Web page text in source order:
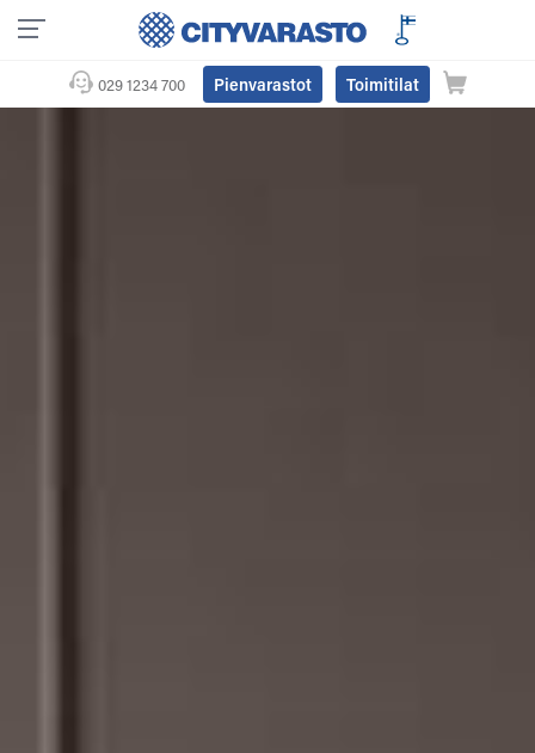
029 1234 700 Pienvarastot Toimitilat